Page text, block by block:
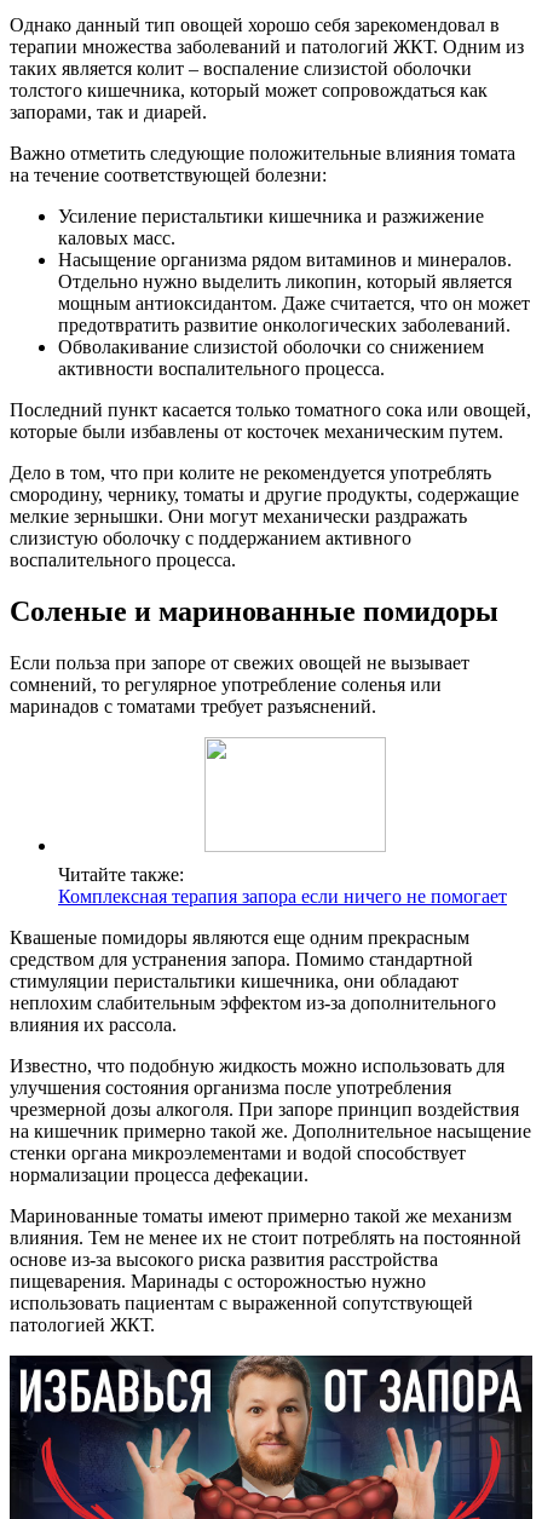
Однако данный тип овощей хорошо себя зарекомендовал в
терапии множества заболеваний и патологий ЖКТ. Одним из
таких является колит – воспаление слизистой оболочки
толстого кишечника, который может сопровождаться как
запорами, так и диарей.
Важно отметить следующие положительные влияния томата
на течение соответствующей болезни:
Усиление перистальтики кишечника и разжижение
каловых масс.
Насыщение организма рядом витаминов и минералов.
Отдельно нужно выделить ликопин, который является
мощным антиоксидантом. Даже считается, что он может
предотвратить развитие онкологических заболеваний.
Обволакивание слизистой оболочки со снижением
активности воспалительного процесса.
Последний пункт касается только томатного сока или овощей,
которые были избавлены от косточек механическим путем.
Дело в том, что при колите не рекомендуется употреблять
смородину, чернику, томаты и другие продукты, содержащие
мелкие зернышки. Они могут механически раздражать
слизистую оболочку с поддержанием активного
воспалительного процесса.
Соленые и маринованные помидоры
Если польза при запоре от свежих овощей не вызывает
сомнений, то регулярное употребление соленья или
маринадов с томатами требует разъяснений.
Читайте также:
Комплексная терапия запора если ничего не помогает
Квашеные помидоры являются еще одним прекрасным
средством для устранения запора. Помимо стандартной
стимуляции перистальтики кишечника, они обладают
неплохим слабительным эффектом из-за дополнительного
влияния их рассола.
Известно, что подобную жидкость можно использовать для
улучшения состояния организма после употребления
чрезмерной дозы алкоголя. При запоре принцип воздействия
на кишечник примерно такой же. Дополнительное насыщение
стенки органа микроэлементами и водой способствует
нормализации процесса дефекации.
Маринованные томаты имеют примерно такой же механизм
влияния. Тем не менее их не стоит потреблять на постоянной
основе из-за высокого риска развития расстройства
пищеварения. Маринады с осторожностью нужно
использовать пациентам с выраженной сопутствующей
патологией ЖКТ.